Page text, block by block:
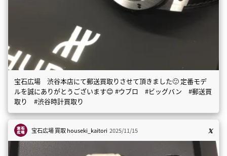
宝石広場 渋谷本店にて郵送買取りさせて頂きました🙂 定番モデ
ルを誠にありがとうございます😊 #ウブロ #ビッグバン #郵送買
取り #渋谷時計買取り
宝石広場 買取houseki_kaitori 2025/11/15